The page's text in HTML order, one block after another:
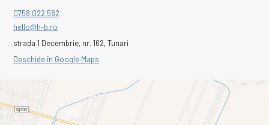
0758.022.582
hello@h-b.ro
strada 1 Decembrie, nr. 162, Tunari
Deschide în Google Maps